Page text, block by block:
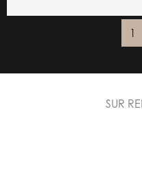
1
SUR